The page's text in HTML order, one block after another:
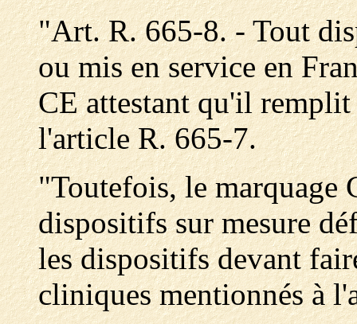
"Art. R. 665-8. - Tout
ou mis en service en
CE attestant qu'il
l'article R. 665-7.
"Toutefois, le marquage
dispositifs sur mesure
les dispositifs devant
cliniques mentionnés à